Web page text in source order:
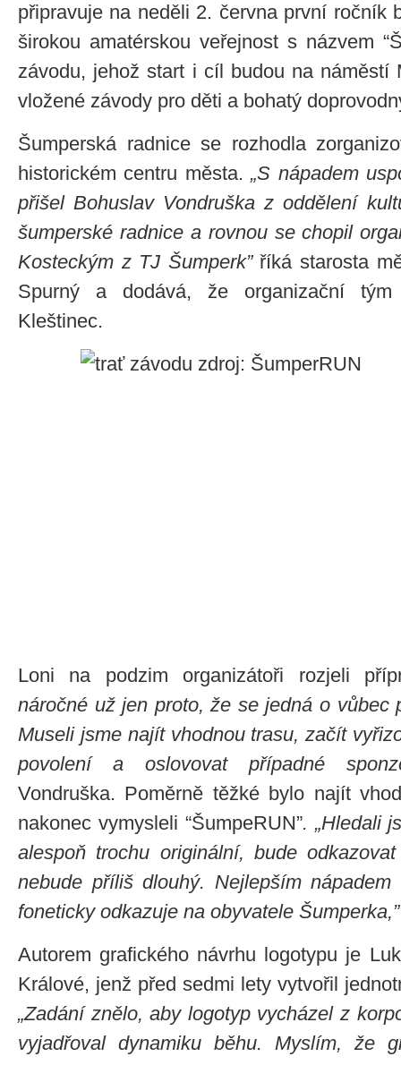
připravuje na neděli 2. června první ročník
širokou amatérskou veřejnost s názvem
závodu, jehož start i cíl budou na náměstí
vložené závody pro děti a bohatý
Šumperská radnice se rozhodla
historickém centru města. „S nápadem
přišel Bohuslav Vondruška z oddělení
šumperské radnice a rovnou se chopil
Kosteckým z TJ Šumperk”říká starosta
Spurný a dodává, že organizační
Kleštinec.
Loni na podzim organizátoři rozjeli
náročné už jen proto, že se jedná o vůbec
Museli jsme najít vhodnou trasu, začít
povolení a oslovovat případné
Vondruška. Poměrně těžké bylo najít
nakonec vymysleli “ŠumpeRUN”. „Hledali
alespoň trochu originální, bude
nebude příliš dlouhý. Nejlepším
foneticky odkazuje na obyvatele Šumperka,”
Autorem grafického návrhu logotypu je
Králové, jenž před sedmi lety vytvořil
„Zadání znělo, aby logotyp vycházel z
vyjadřoval dynamiku běhu. Myslím, že